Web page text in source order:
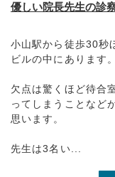
優しい院長先生の診
小山駅から徒歩30秒
ビルの中にあります。
欠点は驚くほど待合
ってしまうことなど
思います。
先生は3名い...